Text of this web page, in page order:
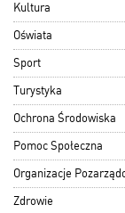
Kultura
Oświata
Sport
Turystyka
Ochrona Środowiska
Pomoc Społeczna
Organizacje
Zdrowie